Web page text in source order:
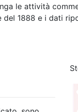
le attività
del 1888 e i dati